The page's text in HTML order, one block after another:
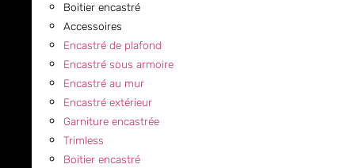
Boitier encastré
Accessoires
Encastré de plafond
Encastré sous armoire
Encastré au mur
Encastré extérieur
Garniture encastrée
Trimless
Boitier encastré